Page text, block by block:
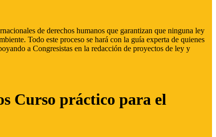
de derechos humanos que garantizan que ninguna ley
Todo este proceso se hará con la guía experta de quienes
a Congresistas en la redacción de proyectos de ley y
Curso práctico para el